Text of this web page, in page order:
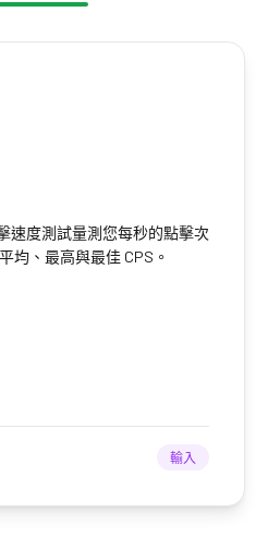
速度測試量測您每秒的點擊次
均、最高與最佳 CPS。
輸入